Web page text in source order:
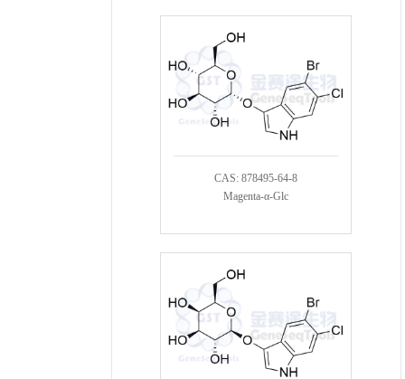
CAS: 878495-64-8
Magenta-α-Glc